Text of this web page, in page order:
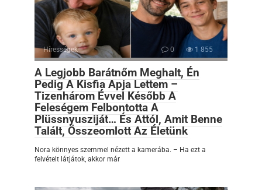
Hírességek 0 1 855
A Legjobb Barátnőm Meghalt, Én
Pedig A Kisfia Apja Lettem –
Tizenhárom Évvel Később A
Feleségem Felbontotta A
Plüssnyusziját… És Attól, Amit Benne
Talált, Összeomlott Az Életünk
Nora könnyes szemmel nézett a kamerába. – Ha ezt a
felvételt látjátok, akkor már